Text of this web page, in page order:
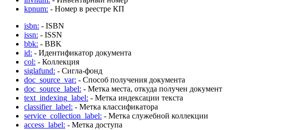
kpnum: - Номер в реестре КП
isbn: - ISBN
issn: - ISSN
bbk: - BBK
id: - Идентификатор документа
col: - Коллекция
siglafund: - Сигла-фонд
doc_source_var: - Способ получения документа
doc_source_label: - Метка места, откуда получен документ
text_indexing_label: - Метка индексации текста
classifier_label: - Метка классификатора
service_collection_label: - Метка служебной коллекции
access_label: - Метка доступа